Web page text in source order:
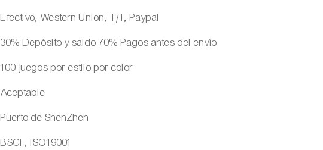
Efectivo, Western Union, T/T, Paypal
30% Depósito y saldo 70% Pagos antes del envío
100 juegos por estilo por color
Aceptable
Puerto de ShenZhen
BSCI , ISO19001